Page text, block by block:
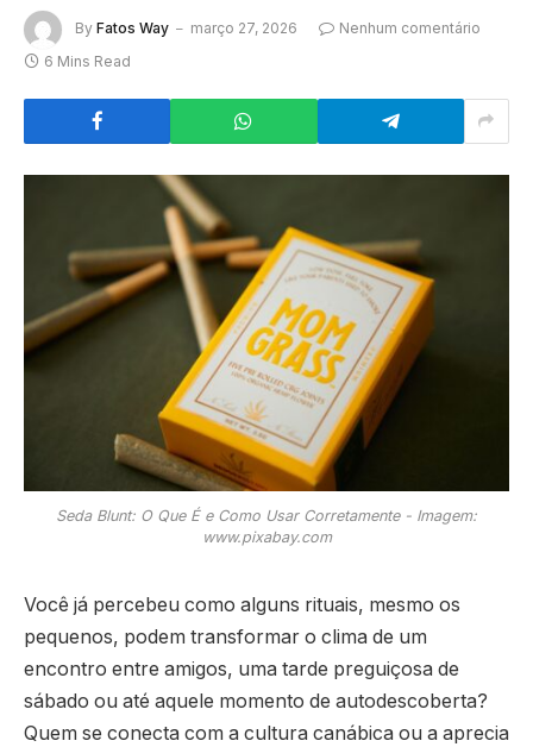
By Fatos Way março 27, 2026
Nenhum comentário
6 Mins Read
Seda Blunt: O Que É e Como Usar Corretamente - Imagem:
www.pixabay.com
Você já percebeu como alguns rituais, mesmo os
pequenos, podem transformar o clima de um
encontro entre amigos, uma tarde preguiçosa de
sábado ou até aquele momento de autodescoberta?
Quem se conecta com a cultura canábica ou a aprecia